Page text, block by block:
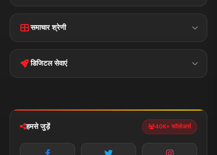
Disclaimer
Terms &
Privacy Policy
समाचार श्रेणी
पॉलिटिकल झारखण्ड
डिजिटल सेवाएं
न्यूज़ अलर्ट
हमसे जुड़ें 40K+ फॉलोअर्स